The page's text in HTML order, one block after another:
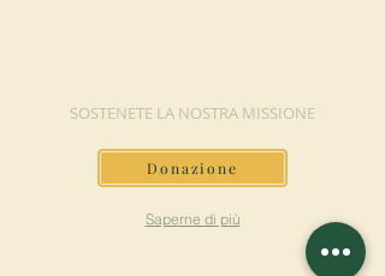
SOSTENETE LA NOSTRA MISSIONE
Donazione
Saperne di più